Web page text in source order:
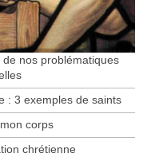
de nos problématiques
: 3 exemples de saints
corps
chrétienne